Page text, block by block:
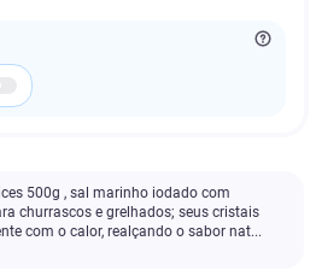
500g , sal marinho iodado com
churrascos e grelhados; seus cristais
com o calor, realçando o sabor nat...